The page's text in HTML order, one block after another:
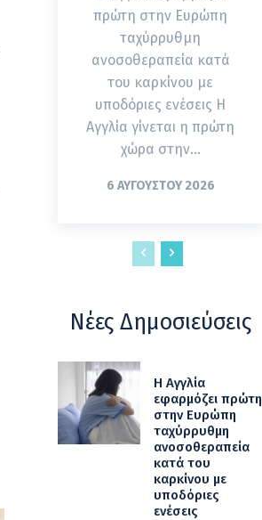
πρώτη στην Ευρώπη
ταχύρρυθμη
ανοσοθεραπεία κατά
του καρκίνου με
υποδόριες ενέσεις Η
Αγγλία γίνεται η πρώτη
χώρα στην...
6 ΑΥΓΟΎΣΤΟΥ 2026
Νέες Δημοσιεύσεις
Η Αγγλία
εφαρμόζει πρώτη
στην Ευρώπη
ταχύρρυθμη
ανοσοθεραπεία
κατά του
καρκίνου με
υποδόριες
ενέσεις